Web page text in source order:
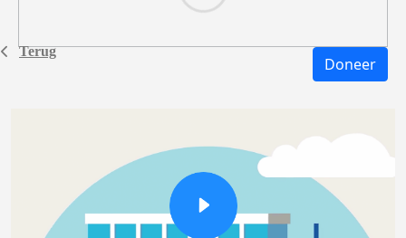
Terug
Doneer